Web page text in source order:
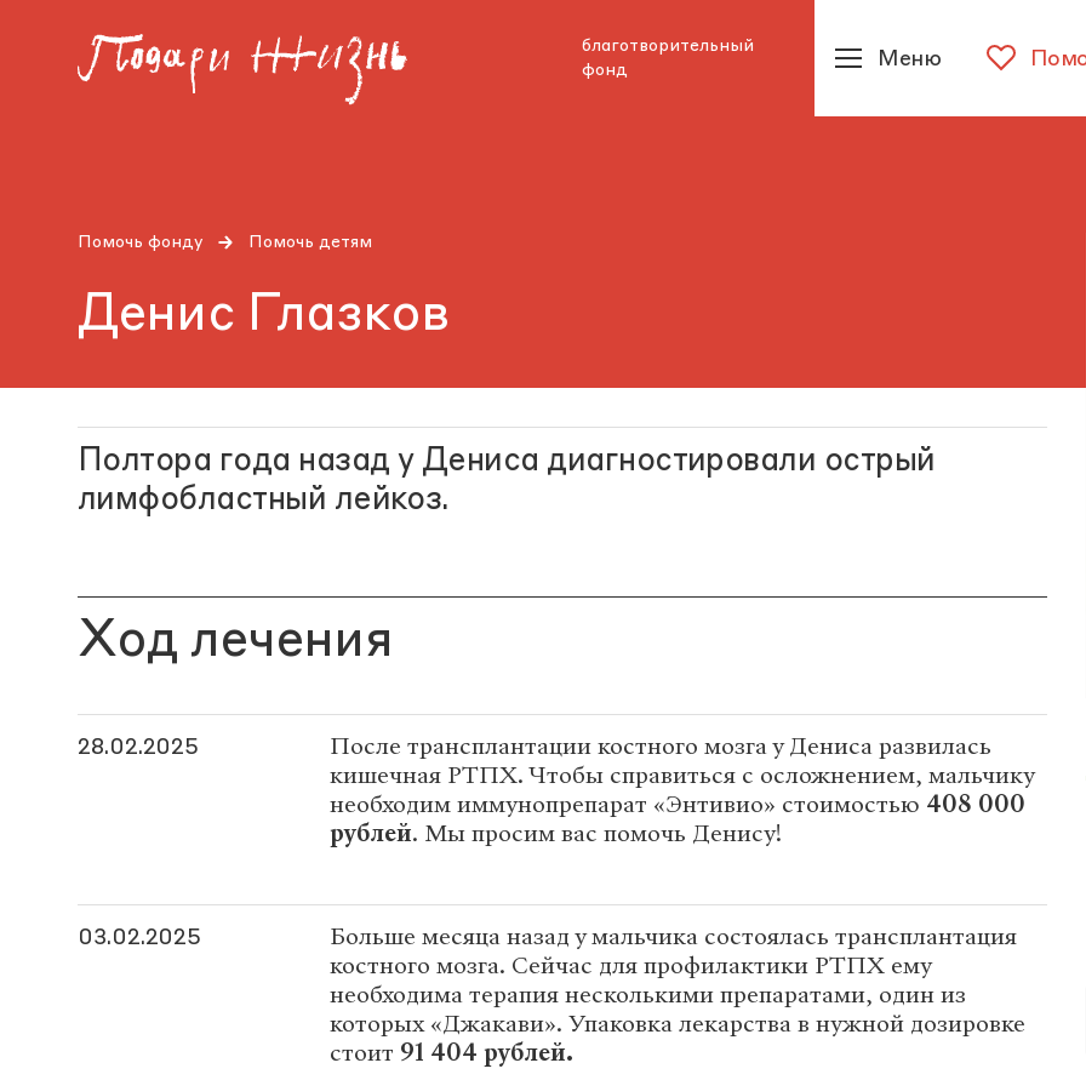
благотворительный
фонд
Меню
Помочь фонду Помочь детям
Денис Глазков
Полтора года назад у Дениса диагностировали острый
лимфобластный лейкоз.
Ход лечения
28.02.2025
После трансплантации костного мозга у Дениса развилась
кишечная РТПХ. Чтобы справиться с осложнением, мальчику
необходим иммунопрепарат «Энтивио» стоимостью 408 000
рублей. Мы просим вас помочь Денису!
03.02.2025
Больше месяца назад у мальчика состоялась трансплантация
костного мозга. Сейчас для профилактики РТПХ ему
необходима терапия несколькими препаратами, один из
которых «Джакави». Упаковка лекарства в нужной дозировке
стоит 91 404 рублей.